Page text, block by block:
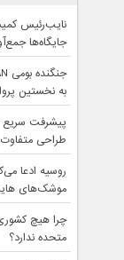
نایب‌رئیس
جایگاه‌ها
به نخستین
طراحی
موشک‌های
چرا هیچ کشوری
متحده ندارد؟